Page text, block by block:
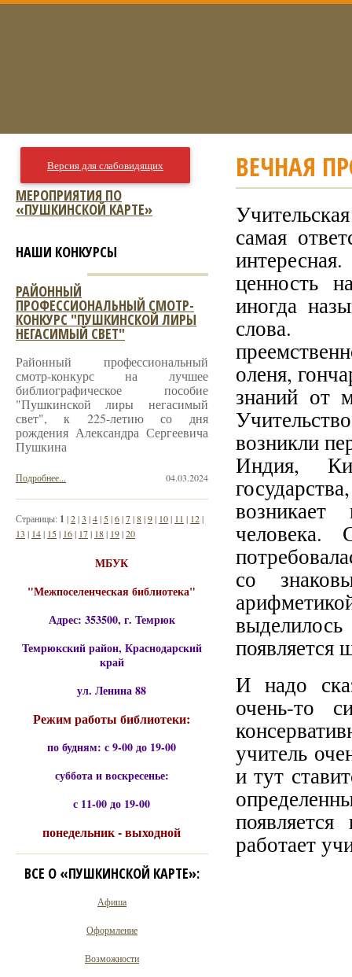
ВЕЧНАЯ
самая
ценность
иногда
слова.
оленя,
знаний от
возникли
Индия,
человека.
со
появляется
И надо
очень-то
учитель
и тут
работает
Версия для слабовидящих
МЕРОПРИЯТИЯ ПО
«ПУШКИНСКОЙ КАРТЕ»
НАШИ КОНКУРСЫ
РАЙОННЫЙ
ПРОФЕССИОНАЛЬНЫЙ СМОТР-
КОНКУРС "ПУШКИНСКОЙ ЛИРЫ
НЕГАСИМЫЙ СВЕТ"
Районный профессиональный
смотр-конкурс на лучшее
библиографическое пособие
"Пушкинской лиры негасимый
свет", к 225-летию со дня
рождения Александра Сергеевича
Пушкина
04.03.2024
Подробнее...
Страницы: 1 |2|3 |4| 5|6|7|8|9| 10| 11 | 12|
13 | 14| 15| 16| 17| 18| 19|20
МБУК
"Межпоселенческая библиотека"
Адрес: 353500, г. Темрюк
Темрюкский район, Краснодарский
край
ул. Ленина 88
Режим работы библиотеки:
по будням: с 9-00 до 19-00
суббота и воскресенье:
с 11-00 до 19-00
понедельник - выходной
ВСЕ О «ПУШКИНСКОЙ КАРТЕ»:
Афиша
Оформление
Возможности